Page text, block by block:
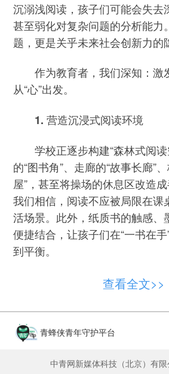
沉溺浅阅读，孩子们可能会失去
甚至弱化对复杂问题的分析能力
题，更是关乎未来社会创新力的
作为教育者，我们深知：激
从“心”出发。
1. 营造沉浸式阅读环境
学校正逐步构建“森林式阅读
的“图书角”、走廊的“故事长廊”
屋”，甚至将操场的休息区改造成
我们相信，阅读不应被局限在课
活场景。此外，纸质书的触感、
便捷结合，让孩子们在“一书在手
到平衡。
2. 以兴趣为纽带，让阅读“动
我们尝试将阅读与跨学科实
读《海底两万里》后，孩子们
海洋生物，一起制作简易潜水艇
神话故事》时，绘制神话人物形
查看全文>>
青蜂侠青年守护平台
中青网新媒体科技（北京）有